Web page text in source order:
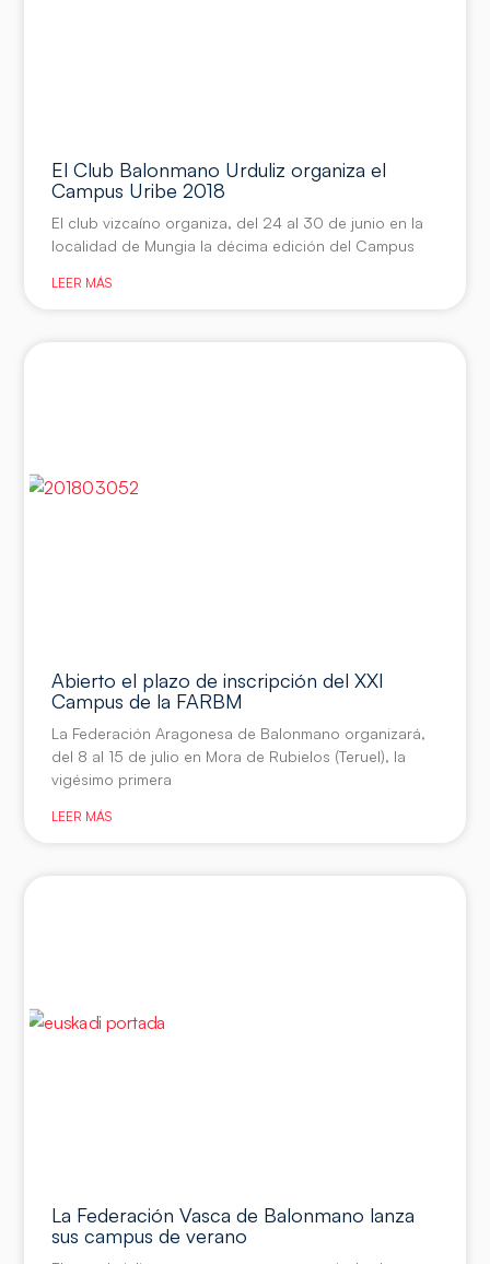
El Club Balonmano Urduliz organiza el
Campus Uribe 2018
El club vizcaíno organiza, del 24 al 30 de junio en la
localidad de Mungia la décima edición del Campus
LEER MÁS
Abierto el plazo de inscripción del XXI
Campus de la FARBM
La Federación Aragonesa de Balonmano organizará,
del 8 al 15 de julio en Mora de Rubielos (Teruel), la
vigésimo primera
LEER MÁS
La Federación Vasca de Balonmano lanza
sus campus de verano